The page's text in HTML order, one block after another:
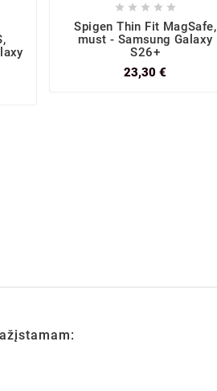
    
Spigen Thin Fit MagSafe,
must - Samsung Galaxy
S26+
23,30 €